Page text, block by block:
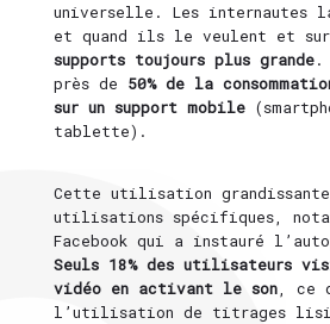
universelle. Les internautes la
et quand ils le veulent et sur
supports toujours plus grande.
près de 50% de la
sur un support mobile
tablette).
Cette utilisation grandissante
utilisations spécifiques,
Facebook qui a instauré
Seuls 18% des utilisateurs
vidéo en activant le son, ce
l’utilisation de titrages